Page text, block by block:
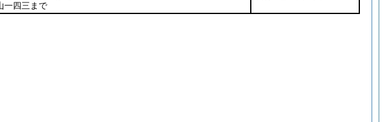
一四三まで